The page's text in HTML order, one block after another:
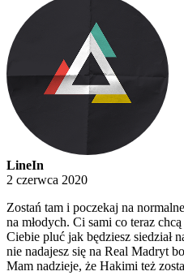
LineIn
2 czerwca 2020
Zostań tam i poczekaj na
na młodych. Ci sami co teraz
Ciebie pluć jak będziesz siedział
nie nadajesz się na Real Madryt
Mam nadzieje, że Hakimi też